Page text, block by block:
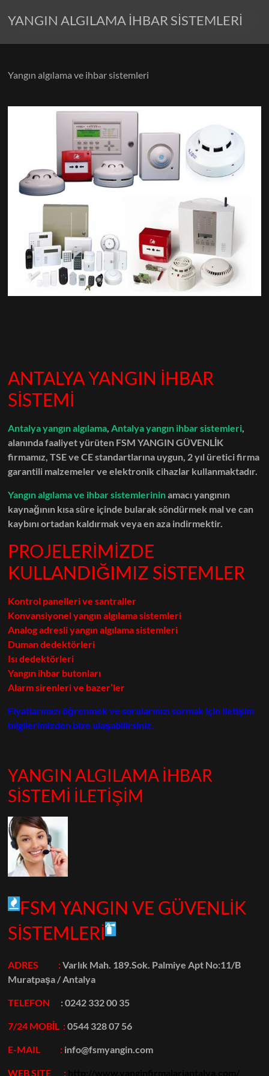
YANGIN ALGILAMA İHBAR SİSTEMLERİ
Yangın algılama ve ihbar sistemleri
ANTALYA YANGIN İHBAR
SİSTEMİ
Antalya yangın algılama,Antalya yangın ihbar sistemleri,
alanında faaliyet yürüten FSM YANGIN GÜVENLİK
firmamız, TSE ve CE standartlarına uygun, 2 yıl üretici firma
garantili malzemeler ve elektronik cihazlar kullanmaktadır.
Yangın algılama ve ihbar sistemlerininamacı yangının
kaynağının kısa süre içinde bularak söndürmek mal ve can
kaybını ortadan kaldırmak veya en aza indirmektir.
PROJELERİMİZDE
KULLANDIĞIMIZ SİSTEMLER
Kontrol panelleri ve santraller
Konvansiyonel yangın algılama sistemleri
Analog adresli yangın algılama sistemleri
Duman dedektörleri
Isı dedektörleri
Yangın ihbar butonları
Alarm sirenleri ve bazer’ler
Fiyatlarımızı öğrenmek ve sorularınızı sormak için iletişim
bilgilerimizden bize ulaşabilirsiniz.
YANGIN ALGILAMA İHBAR
SİSTEMİ İLETİŞİM
FSM YANGIN VE GÜVENLİK
SİSTEMLERİ
ADRES :Varlık Mah. 189.Sok. Palmiye Apt No:11/B
Muratpaşa / Antalya
TELEFON :0242 332 00 35
7/24 MOBİL :0544 328 07 56
E-MAIL : info@fsmyangin.com
WEB SITE :